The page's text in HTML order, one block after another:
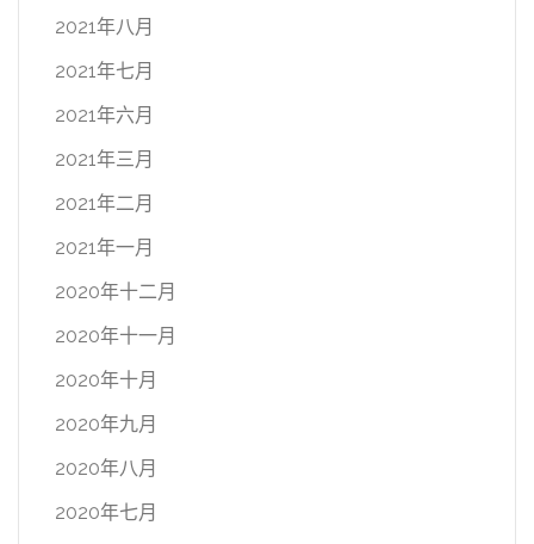
2021年八月
2021年七月
2021年六月
2021年三月
2021年二月
2021年一月
2020年十二月
2020年十一月
2020年十月
2020年九月
2020年八月
2020年七月